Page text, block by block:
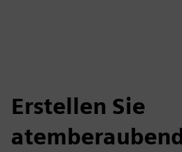
Erstellen Sie